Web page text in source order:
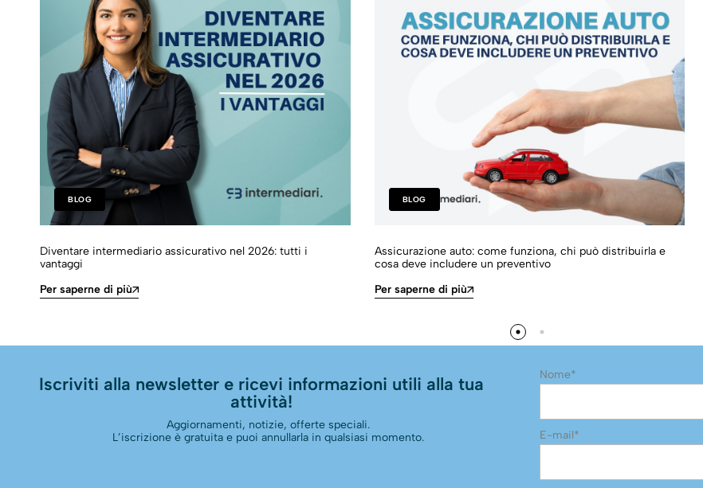
BLOG
Diventare intermediario assicurativo nel 2026: tutti i
vantaggi
Per saperne di più
BLOG
Assicurazione auto: come funziona, chi può distribuirla e
cosa deve includere un preventivo
Per saperne di più
Iscriviti alla newsletter e ricevi informazioni utili alla tua
attività!
Aggiornamenti, notizie, offerte speciali.
L’iscrizione è gratuita e puoi annullarla in qualsiasi momento.
Nome*
E-mail*